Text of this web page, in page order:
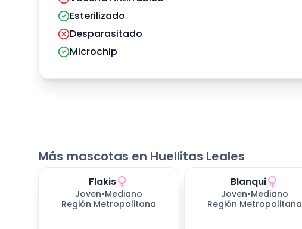
Esterilizado
Desparasitado
Microchip
Más mascotas en Huellitas Leales
Flakis
Joven•Mediano
Región Metropolitana
Blanqui
Joven•Mediano
Región Metropolitana